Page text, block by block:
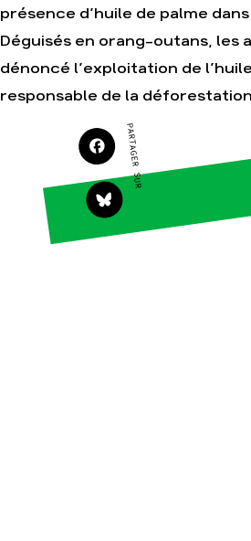
Agir
terrain
Agir au quotidien
Soutenir les
campagnes
Transmettre tout ou
partie de son
patrimoine
Télécharger
gratuitement les
guides éco-citoyens
présence d’huile de palme
Déguisés en orang-outans, les
dénoncé l’exploitation de
responsable de la
PARTAGER SUR